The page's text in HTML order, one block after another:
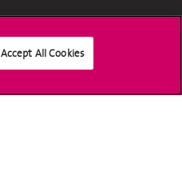
Accept All Cookies